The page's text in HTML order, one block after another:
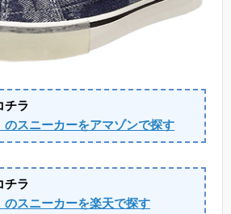
チラ
のスニーカーをアマゾンで探す
チラ
のスニーカーを楽天で探す